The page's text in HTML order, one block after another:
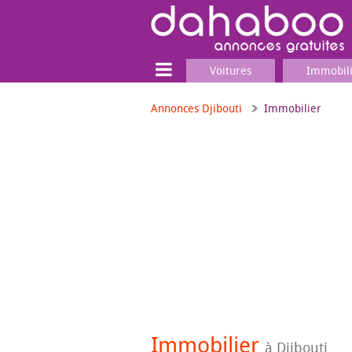
Voitures
Annonces Djibouti Immobilier
Immobilier à Djibouti